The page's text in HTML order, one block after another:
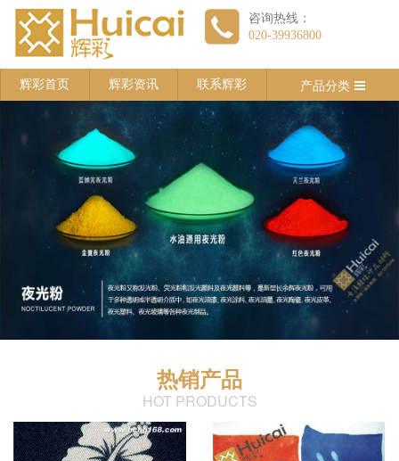
咨询热线：
020-39936800
辉彩首页 辉彩资讯 联系辉彩 产品分类
热销产品
HOT PRODUCTS